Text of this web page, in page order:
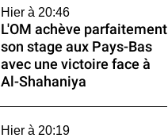
Hier à 20:46
L'OM achève parfaitement
son stage aux Pays-Bas
avec une victoire face à
Al-Shahaniya
Hier à 20:19